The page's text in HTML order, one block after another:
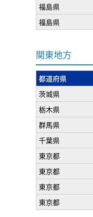
福島県
福島県
関東地方
都道府県
茨城県
栃木県
群馬県
千葉県
東京都
東京都
東京都
東京都